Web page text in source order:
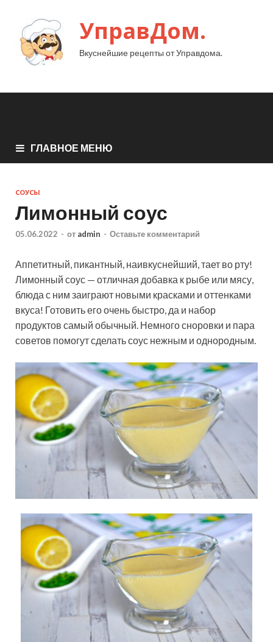
УправДом.
Вкуснейшие рецепты от Управдома.
ГЛАВНОЕ МЕНЮ
СОУСЫ
Лимонный соус
05.06.2022 - от admin - Оставьте комментарий
Аппетитный, пикантный, наивкуснейший, тает во рту!
Лимонный соус — отличная добавка к рыбе или мясу,
блюда с ним заиграют новыми красками и оттенками
вкуса! Готовить его очень быстро, да и набор
продуктов самый обычный. Немного сноровки и пара
советов помогут сделать соус нежным и однородным.